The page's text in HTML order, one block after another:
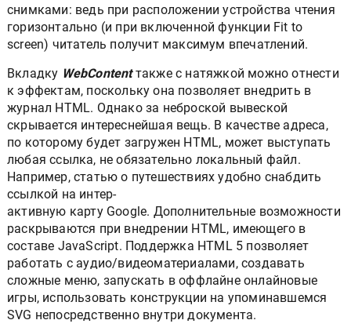
снимками: ведь при расположении устройства чтения
горизонтально (и при включенной функции Fit to
screen) читатель получит максимум впечатлений.
Вкладку WebContentтакже с натяжкой можно отнести
к эффектам, поскольку она позволяет внедрить в
журнал HTML. Однако за неброской вывеской
скрывается интереснейшая вещь. В качестве адреса,
по которому будет загружен HTML, может выступать
любая ссылка, не обязательно локальный файл.
Например, статью о путешествиях удобно снабдить
ссылкой на интер-
активную карту Google. Дополнительные возможности
раскрываются при внедрении HTML, имеющего в
составе JavaScript. Поддержка HTML 5 позволяет
работать с аудио/видеоматериалами, создавать
сложные меню, запускать в оффлайне онлайновые
игры, использовать конструкции на упоминавшемся
SVG непосредственно внутри документа.